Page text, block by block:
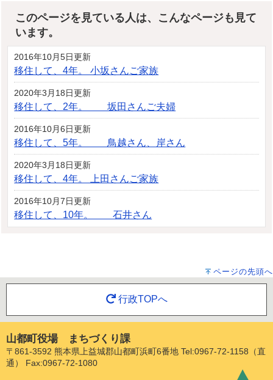
このページを見ている人は、こんなページも見て
います。
2016年10月5日更新
移住して、4年。 小坂さんご家族
2020年3月18日更新
移住して、2年。 坂田さんご夫婦
2016年10月6日更新
移住して、5年。 鳥越さん、岸さん
2020年3月18日更新
移住して、4年。 上田さんご家族
2016年10月7日更新
移住して、10年。 石井さん
ページの先頭へ
行政TOPへ
山都町役場 まちづくり課
〒861-3592 熊本県上益城郡山都町浜町6番地 Tel:0967-72-1158（直
通） Fax:0967-72-1080